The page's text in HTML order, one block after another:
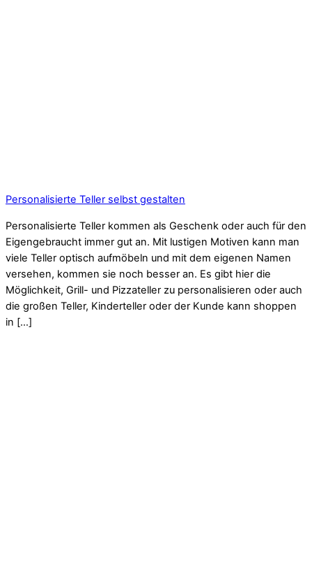
Personalisierte Teller selbst gestalten
Personalisierte Teller kommen als Geschenk oder auch für den
Eigengebraucht immer gut an. Mit lustigen Motiven kann man
viele Teller optisch aufmöbeln und mit dem eigenen Namen
versehen, kommen sie noch besser an. Es gibt hier die
Möglichkeit, Grill- und Pizzateller zu personalisieren oder auch
die großen Teller, Kinderteller oder der Kunde kann shoppen
in […]